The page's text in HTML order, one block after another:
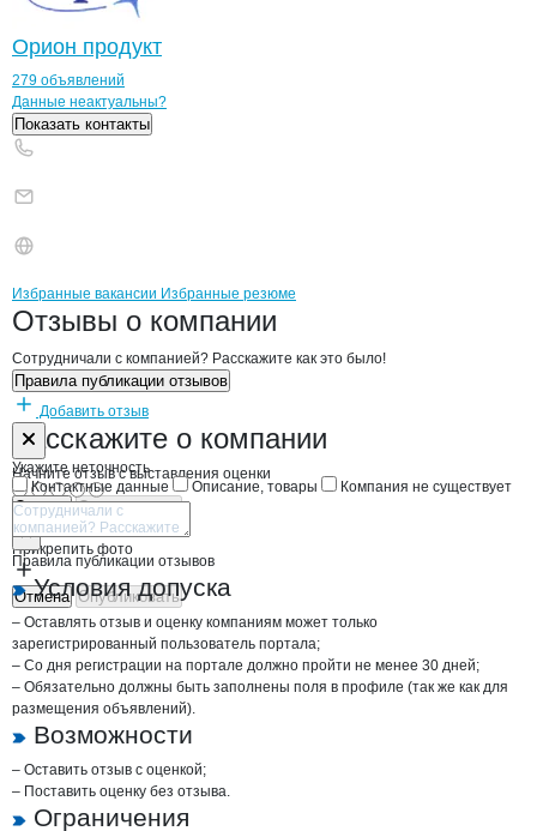
Орион продукт
279 объявлений
Контактыкомпании
+7(800)000-00-..
Данные неактуальны?
Показать контакты
Брендыкомпани Медведь
Вакансии вМедведь
Избранные вакансии Избранные резюме
Новости oМедведь, ЗАО
Отзывы о компании
Сотрудничали с компанией? Расскажите как это было!
Правила публикации отзывов
Добавить отзыв
Расскажите о компании
Начните отзыв с выставления оценки
Прикрепить фото
Отмена Опубликовать
Форма обратной связи о неточностях
Укажите неточность
Контактные данные
Описание, товары Компания не существует
Отмена Опубликовать
Правила публикации отзывов
Условия допуска
– Оставлять отзыв и оценку компаниям может только
зарегистрированный пользователь портала;
– Со дня регистрации на портале должно пройти не менее 30 дней;
– Обязательно должны быть заполнены поля в профиле (так же как для
размещения объявлений).
Возможности
– Оставить отзыв с оценкой;
– Поставить оценку без отзыва.
Ограничения